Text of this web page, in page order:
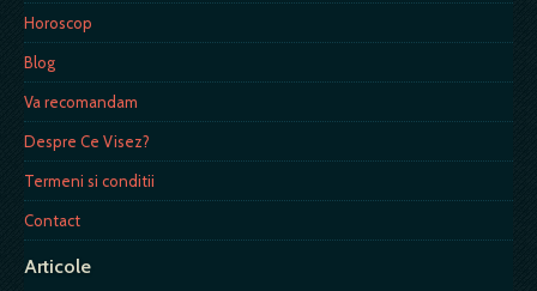
Horoscop
Blog
Va recomandam
Despre Ce Visez?
Termeni si conditii
Contact
Articole